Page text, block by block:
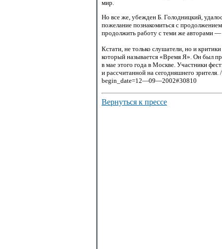
мир.
Но все же, убежден Б. Голодницкий,
пожелание познакомиться с
продолжить работу с теми же авторами —
Кстати, не только слушатели, но и
который называется «Время Я». Он был
в мае этого года в Москве. Участники
и рассчитанной на сегодняшнего
begin_date=12—09—2002#30810
Вернуться к прессе